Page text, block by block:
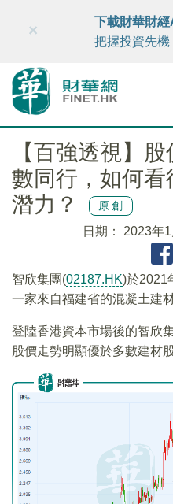
財華智庫網 FINTV
×
下載財華財經
把握投資先機
【百強透視】
數同行，如何看
潛力？
原創
日期： 2023年
智欣集團(02187.HK)於2021
一家來自福建省的混凝土建
登陸香港資本市場後的智欣
股價走勢明顯優於多數建材股